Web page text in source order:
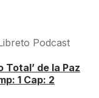
Total’ de la Paz
1 Cap: 2